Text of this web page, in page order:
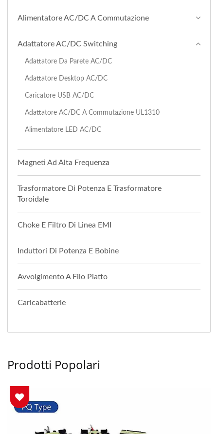
Alimentatore AC/DC A Commutazione
Adattatore AC/DC Switching
Adattatore Da Parete AC/DC
Adattatore Desktop AC/DC
Caricatore USB AC/DC
Adattatore AC/DC A Commutazione UL1310
Alimentatore LED AC/DC
Magneti Ad Alta Frequenza
Trasformatore Di Potenza E Trasformatore
Toroidale
Choke E Filtro Di Linea EMI
Induttori Di Potenza E Bobine
Avvolgimento A Filo Piatto
Caricabatterie
Prodotti Popolari